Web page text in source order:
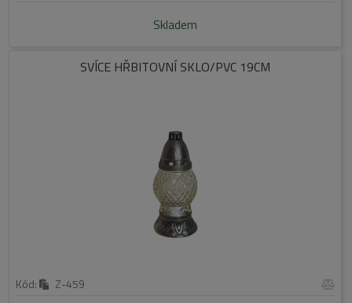
Skladem
SVÍCE HŘBITOVNÍ SKLO/PVC 19CM
Kód: Z-459